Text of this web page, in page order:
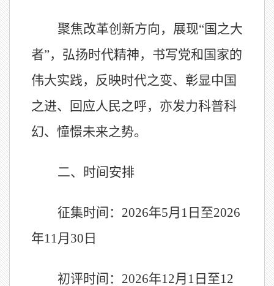
聚焦改革创新方向，展现“国之大
者”，弘扬时代精神，书写党和国家的
伟大实践，反映时代之变、彰显中国
之进、回应人民之呼，亦发力科普科
幻、憧憬未来之势。
二、时间安排
征集时间： 2026年5月 1 日 至2026
年11月 30 日
初评时间： 2026年12月 1 日 至12